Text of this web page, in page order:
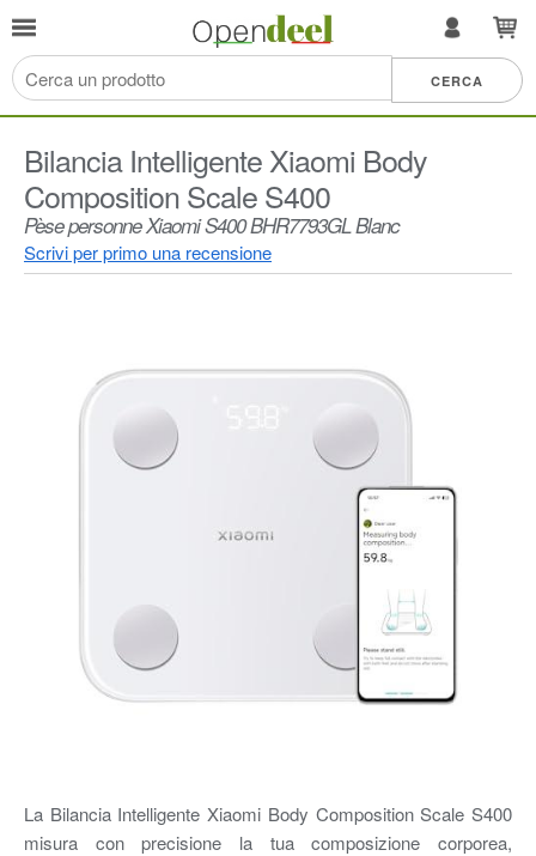
Bilancia Intelligente Xiaomi Body
Composition Scale S400
Pèse personne Xiaomi S400 BHR7793GL Blanc
Scrivi per primo una recensione
La Bilancia Intelligente Xiaomi Body Composition Scale S400
misura con precisione la tua composizione corporea,